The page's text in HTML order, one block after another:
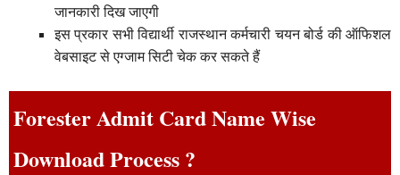
जानकारी दिख जाएगी
इस प्रकार सभी विद्यार्थी राजस्थान कर्मचारी चयन बोर्ड की ऑफिशल
वेबसाइट से एग्जाम सिटी चेक कर सकते हैं
Forester Admit Card Name Wise
Download Process ?